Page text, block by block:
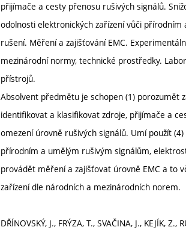
přijímače a cesty přenosu rušivých signálů.
odolnosti elektronických zařízení vůči
rušení. Měření a zajišťování EMC.
mezinárodní normy, technické prostředky.
přístrojů.
Absolvent předmětu je schopen (1) porozumět
identifikovat a klasifikovat zdroje, přijímače a
omezení úrovně rušivých signálů. Umí použít
přírodním a umělým rušivým signálům,
provádět měření a zajišťovat úrovně EMC a to
zařízení dle národních a mezinárodních norem.
DŘÍNOVSKÝ, J., FRÝZA, T., SVAČINA, J., KEJÍK,